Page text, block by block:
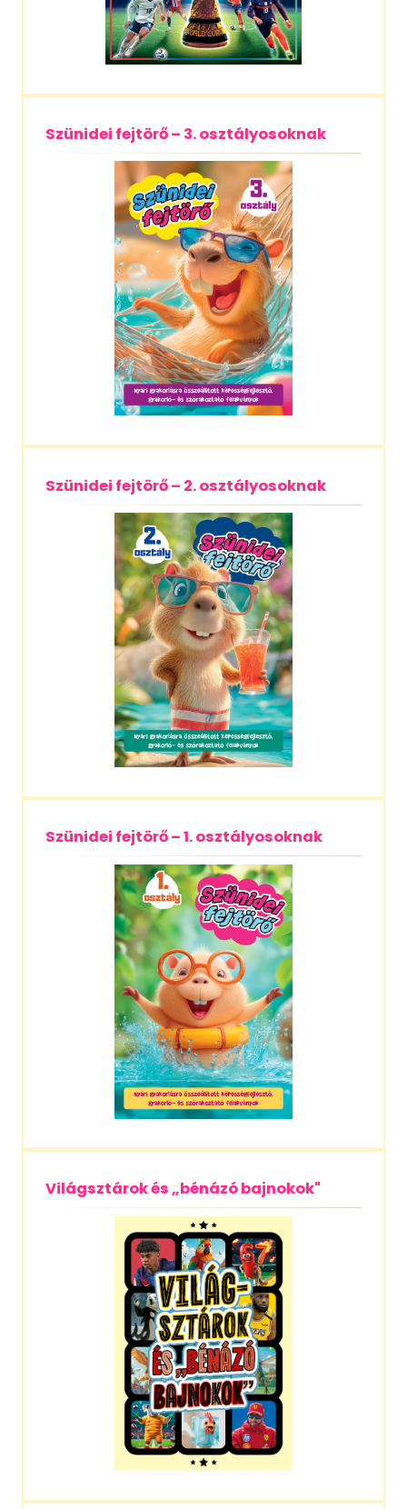
Szünidei fejtörő – 3. osztályosoknak
Szünidei fejtörő – 2. osztályosoknak
Szünidei fejtörő – 1. osztályosoknak
Világsztárok és „bénázó bajnokok"